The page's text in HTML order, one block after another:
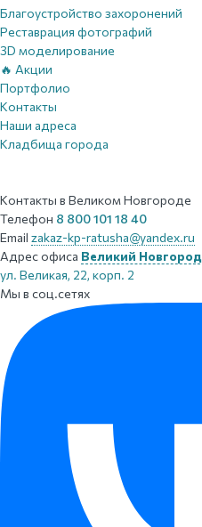
Благоустройство захоронений
Реставрация фотографий
3D моделирование
🔥 Акции
Портфолио
Контакты
Наши адреса
Кладбища города
Контакты в Великом Новгороде
Телефон 8 800 101 18 40
Email zakaz-kp-ratusha@yandex.ru
Адрес офиса Великий Новгород
ул. Великая, 22, корп. 2
Мы в соц.сетях